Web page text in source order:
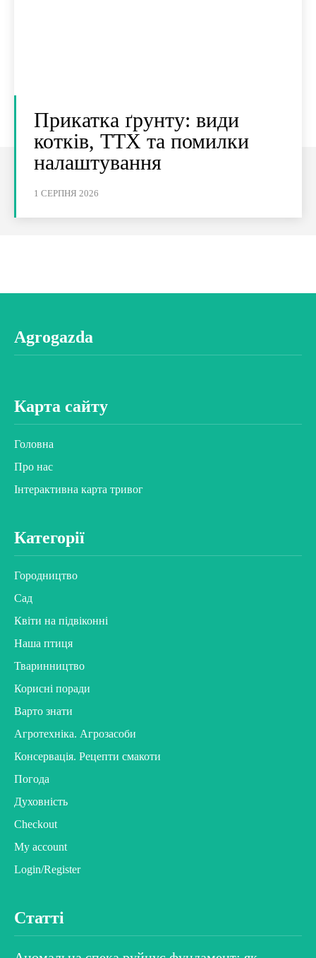
Прикатка ґрунту: види
котків, ТТХ та помилки
налаштування
1 СЕРПНЯ 2026
Agrogazda
Карта сайту
Головна
Про нас
Інтерактивна карта тривог
Категорії
Городництво
Сад
Квіти на підвіконні
Наша птиця
Тваринництво
Корисні поради
Варто знати
Агротехніка. Агрозасоби
Консервація. Рецепти смакоти
Погода
Духовність
Checkout
My account
Login/Register
Статті